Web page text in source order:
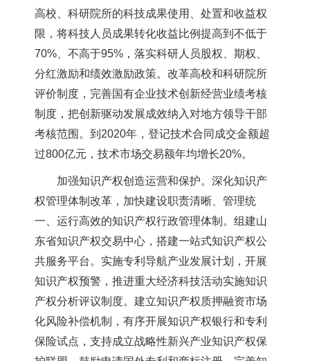
高校、科研院所的科技成果使用、处置和收益权
限，将科技人员成果转化收益比例提高到不低于
70%、不高于95%，落实科研人员股权、期权、
分红激励和绩效激励政策。改革高校和科研院所
评价制度，完善国有企业技术创新经营业绩考核
制度，把创新驱动发展成效纳入对地方领导干部
考核范围。到2020年，登记技术合同成交金额超
过800亿元，技术市场交易额年均增长20%。
加强知识产权创造运营和保护。深化知识产
权管理体制改革，加快建设职责清晰、管理统
一、运行高效的知识产权行政管理体制。组建山
东省知识产权交易中心，搭建一站式知识产权公
共服务平台。实施专利导航产业发展计划，开展
知识产权预警，推进重大经济科技活动实施知识
产权分析评议制度。建立知识产权质押融资市场
化风险补偿机制，有序开展知识产权银行和专利
保险试点，支持成立战略性新兴产业知识产权保